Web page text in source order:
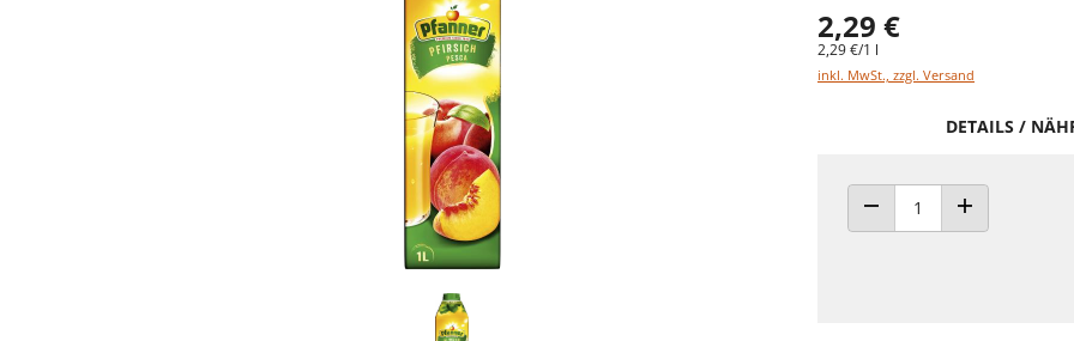
2,29 €
2,29 €/1 l
inkl. MwSt., zzgl. Versand
DETAILS /
ANZAHL VERRINGERN
ANZAHL